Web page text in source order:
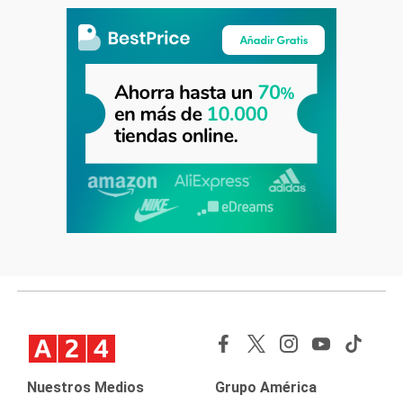
Nuestros Medios Grupo América